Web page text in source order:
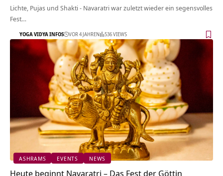
Lichte, Pujas und Shakti - Navaratri war zuletzt wieder ein segensvolles
Fest…
YOGA VIDYA INFOS VOR 4 JAHREN 536 VIEWS
ASHRAMS EVENTS NEWS
Heute beginnt Navaratri – Das Fest der Göttin